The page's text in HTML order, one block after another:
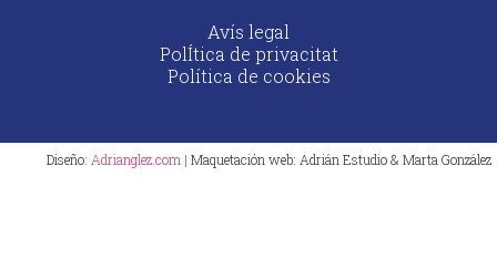
Avís legal
PolÍtica de privacitat
Política de cookies
Diseño: Adrianglez.com | Maquetación web: Adrián Estudio & Marta González